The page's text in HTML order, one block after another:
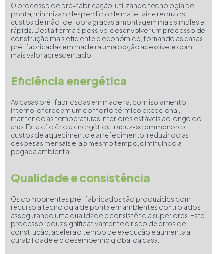
O processo de pré-fabricação, utilizando tecnologia de
ponta, minimiza o desperdício de materiais e reduz os
custos de mão-de-obra graças à montagem mais simples e
rápida. Desta forma é possivel desenvolver um processo de
construção mais eficiente e económico, tornando as casas
pré-fabricadas em madeira uma opção acessível e com
mais valor acrescentado.
Eficiência energética
As casas pré-fabricadas em madeira, com isolamento
interno, oferecem um conforto térmico excecional,
mantendo as temperaturas interiores estáveis ao longo do
ano. Esta eficiência energética traduz-se em menores
custos de aquecimento e arrefecimento, reduzindo as
despesas mensais e, ao mesmo tempo, diminuindo a
pegada ambiental.
Qualidade e consistência
Os componentes pré-fabricados são produzidos com
recurso a tecnologia de ponta em ambientes controlados,
assegurando uma qualidade e consistência superiores. Este
processo reduz significativamente o risco de erros de
construção, acelera o tempo de execução e aumenta a
durabilidade e o desempenho global da casa.